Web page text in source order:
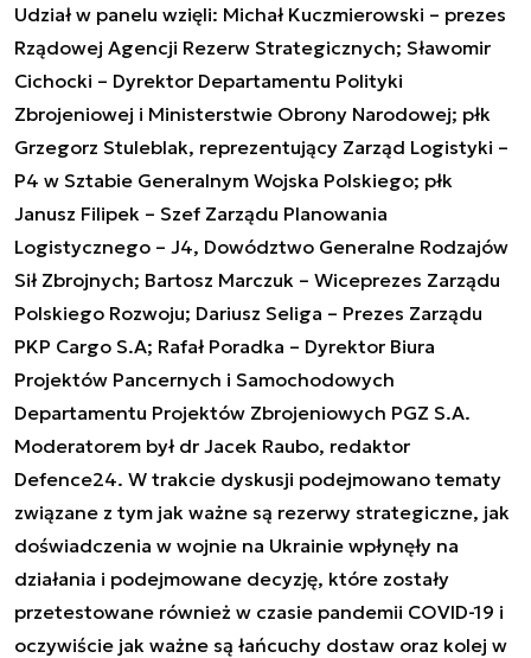
Udział w panelu wzięli: Michał Kuczmierowski – prezes
Rządowej Agencji Rezerw Strategicznych; Sławomir
Cichocki – Dyrektor Departamentu Polityki
Zbrojeniowej i Ministerstwie Obrony Narodowej; płk
Grzegorz Stuleblak, reprezentujący Zarząd Logistyki –
P4 w Sztabie Generalnym Wojska Polskiego; płk
Janusz Filipek – Szef Zarządu Planowania
Logistycznego – J4, Dowództwo Generalne Rodzajów
Sił Zbrojnych; Bartosz Marczuk – Wiceprezes Zarządu
Polskiego Rozwoju; Dariusz Seliga – Prezes Zarządu
PKP Cargo S.A; Rafał Poradka – Dyrektor Biura
Projektów Pancernych i Samochodowych
Departamentu Projektów Zbrojeniowych PGZ S.A.
Moderatorem był dr Jacek Raubo, redaktor
Defence24. W trakcie dyskusji podejmowano tematy
związane z tym jak ważne są rezerwy strategiczne, jak
doświadczenia w wojnie na Ukrainie wpłynęły na
działania i podejmowane decyzję, które zostały
przetestowane również w czasie pandemii COVID-19 i
oczywiście jak ważne są łańcuchy dostaw oraz kolej w